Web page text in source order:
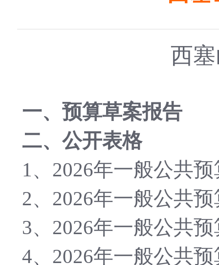
西
一、预算草案报告
二、公开表格
1、2026年一般公共
2、2026年一般公共
3、2026年一般公共
4、2026年一般公共